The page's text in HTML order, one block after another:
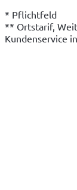
* Pflichtfeld
** Ortstarif,
Kundenservice